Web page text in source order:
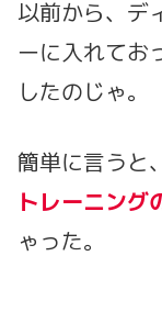
以前から、デ
ーに入れてお
したのじゃ。
簡単に言うと、
トレーニング
ゃった。